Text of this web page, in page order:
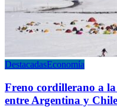
DestacadasEconomía
Freno cordillerano a
entre Argentina y Chile